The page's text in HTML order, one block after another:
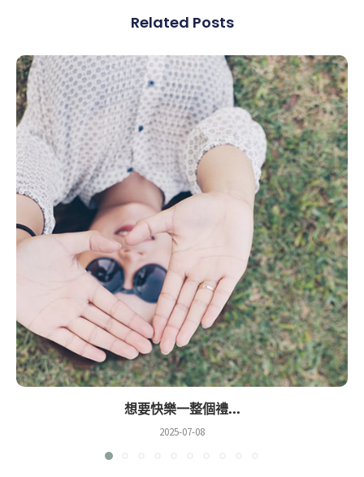
Related Posts
想要快樂一整個禮...
2025-07-08